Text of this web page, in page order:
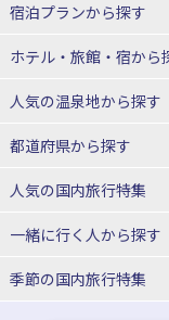
宿泊プランから探す
北海道
東北
青森県
宮城県
山形県
関東
ホテル・旅館・宿から
北海道ホテル・旅館
青森県ホテル・旅館
宮城県ホテル・旅館
山形県ホテル・旅館
人気の温泉地から探す
北海道
湯の川温泉(北海道)
十勝川温泉(北海道)
洞爺湖温泉(北海道)
都道府県から探す
北海道旅行・ツアー
東北
人気の国内旅行特集
東京ディズニーリゾート®
一緒に行く人から探す
一人旅 国内版
季節の国内旅行特集